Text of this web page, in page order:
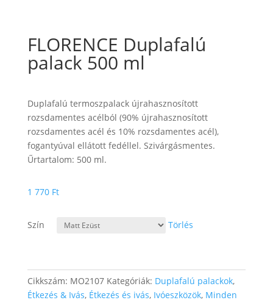
FLORENCE Duplafalú
palack 500 ml
Duplafalú termoszpalack újrahasznosított
rozsdamentes acélból (90% újrahasznosított
rozsdamentes acél és 10% rozsdamentes acél),
fogantyúval ellátott fedéllel. Szivárgásmentes.
Űrtartalom: 500 ml.
1 770 Ft
Szín Törlés
Cikkszám: MO2107 Kategóriák: Duplafalú palackok,
Étkezés & Ivás, Étkezés és ivás, Ivóeszközök, Minden